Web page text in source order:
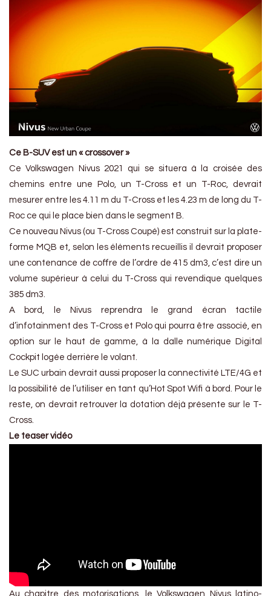
Ce B-SUV est un « crossover »
Ce Volkswagen Nivus 2021 qui se situera à la croisée des
chemins entre une Polo, un T-Cross et un T-Roc, devrait
mesurer entre les 4.11 m du T-Cross et les 4.23 m de long du T-
Roc ce qui le place bien dans le segment B.
Ce nouveau Nivus (ou T-Cross Coupé) est construit sur la plate-
forme MQB et, selon les éléments recueillis il devrait proposer
une contenance de coffre de l’ordre de 415 dm3, c’est dire un
volume supérieur à celui du T-Cross qui revendique quelques
385 dm3.
A bord, le Nivus reprendra le grand écran tactile
d’infotainment des T-Cross et Polo qui pourra être associé, en
option sur le haut de gamme, à la dalle numérique Digital
Cockpit logée derrière le volant.
Le SUC urbain devrait aussi proposer la connectivité LTE/4G et
la possibilité de l’utiliser en tant qu’Hot Spot Wifi à bord. Pour le
reste, on devrait retrouver la dotation déjà présente sur le T-
Cross.
Le teaser vidéo
Au chapitre des motorisations, le Volkswagen Nivus latino-